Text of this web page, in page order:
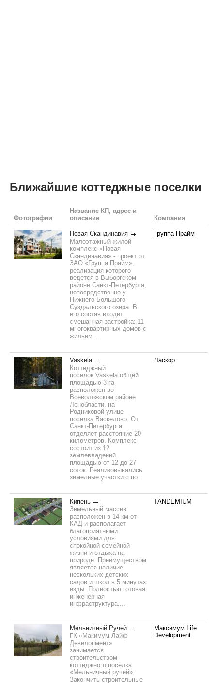
Ближайшие коттеджные поселки
Фотографии
Название КП, адрес и
описание
Компания
Новая Скандинавия
Малоэтажный жилой
комплекс «Новая
Скандинавия» - проект от
ЗАО «Группа Прайм»,
реализация которого
ведется в Выборгском
районе Санкт-Петербурга,
непосредственно у
Нижнего Большого
Суздальского озера. В
его состав входит
смешанная застройка: 11
многоквартирных домов с
жильем ...
Группа Прайм
Vaskela
Коттеджный
поселок Vaskela общей
площадью 3 га
расположен во
Всеволожском районе
Ленобласти, на
Родниковой улице
поселка Васкелово. От
Санкт-Петербурга
отделяет расстояние 20
километров. Комплекс
состоит из 12
землевладений
площадью от 12 до 27
соток. Реализовывались
земелные участки с по...
Ласкор
Кипень
Земельный массив
расположен в 14 км от
КАД и располагает
благоприятными
условиями для
спокойной семейной
жизни и отдыха на
природе. Преимуществом
является наличие
нескольких детских
садов и школ в 5 минутах
езды. Полностью готовая
инженерная
инфраструктура....
TANDEMIUM
Мельничный Ручей
ГК «Макимум Лайф
Девелопмент»
занимается
строительством
коттеджного посёлка
«Мельничный ручей».
Закончить строительные
Максимум Life
Development